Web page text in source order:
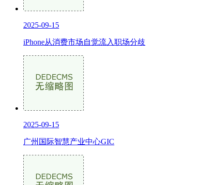
2025-09-15
iPhone从消费市场自觉流入职场分歧
2025-09-15
广州国际智慧产业中心GIC